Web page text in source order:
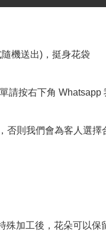
機送出)，挺身花袋
請按右下角 Whatsapp
否則我們會為客人選擇
殊加工後，花朵可以保